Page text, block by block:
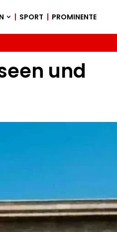
SPORT PROMINENTE
und